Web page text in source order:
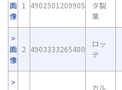
画
像
1 4902501209905
タ製
菓
画
像
2 4903333265480
ロッ
テ
カル